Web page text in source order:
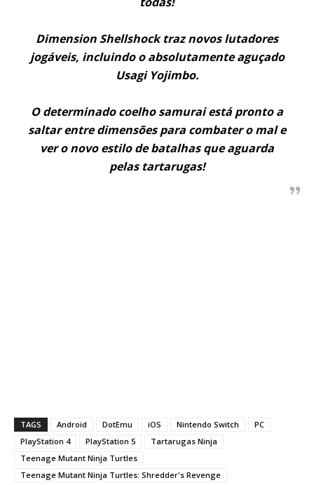
Dimension Shellshock traz novos lutadores
jogáveis, incluindo o absolutamente aguçado
Usagi Yojimbo.
O determinado coelho samurai está pronto a
saltar entre dimensões para combater o mal e
ver o novo estilo de batalhas que aguarda
pelas tartarugas!
TAGS Android DotEmu iOS Nintendo Switch
PC
PlayStation 4
PlayStation 5
Tartarugas Ninja
Teenage Mutant Ninja Turtles
Teenage Mutant Ninja Turtles: Shredder's Revenge